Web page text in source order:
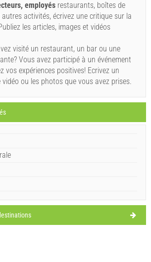
ensoleillé
légères pluies
légères pluies
visiter(/) Visiter(/) Traverser(/)
MONTRER SUR LA CARTE
employés restaurants, boîtes de
activités, écrivez une critique sur la
les articles, images et vidéos
visité un restaurant, un bar ou une
Vous avez participé à un événement
vos expériences positives! Ecrivez un
vidéo ou les photos que vous avez prises.